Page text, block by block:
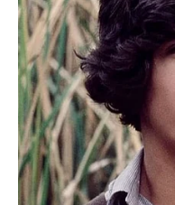
Zvijezde vas svrstavaju
jula. Očekuje vas
dobitak koji će vam
ste dugo odgađali.
radosti. Slobodni
će im donijeti novu
Jarac